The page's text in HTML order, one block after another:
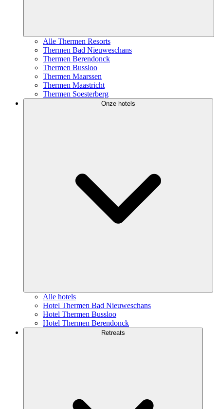
Alle Thermen Resorts
Thermen Bad Nieuweschans
Thermen Berendonck
Thermen Bussloo
Thermen Maarssen
Thermen Maastricht
Thermen Soesterberg
Onze hotels
Alle hotels
Hotel Thermen Bad Nieuweschans
Hotel Thermen Bussloo
Hotel Thermen Berendonck
Retreats